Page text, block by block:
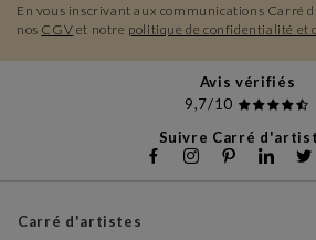
En vous inscrivant aux communications Carré
nos CGV et notre politique de confidentialité et
Avis vérifiés
9,7/10
Suivre Carré
Carré d'artistes